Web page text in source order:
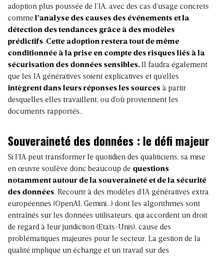
adoption plus poussée de l’IA, avec des cas d’usage concrets
comme l’analyse des causes des événements et la
détection des tendances grâce à des modèles
prédictifs. Cette adoption restera tout de même
conditionnée à la prise en compte des risques liés à la
sécurisation des données sensibles.Il faudra également
que les IA génératives soient explicatives et qu’elles
intègrent dans leurs réponses les sources à partir
desquelles elles travaillent, ou d’où proviennent les
documents rapportés..
Souveraineté des données : le défi majeur
Si l’IA peut transformer le quotidien des qualiticiens, sa mise
en œuvre soulève donc beaucoup de questions
notamment autour de la souveraineté et de la sécurité
des données. Recourir à des modèles d’IA génératives extra
européennes (OpenAI, Gemini…) dont les algorithmes sont
entraînés sur les données utilisateurs, qui accordent un droit
de regard à leur juridiction (Etats-Unis), cause des
problématiques majeures pour le secteur. La gestion de la
qualité implique un échange et un travail sur des